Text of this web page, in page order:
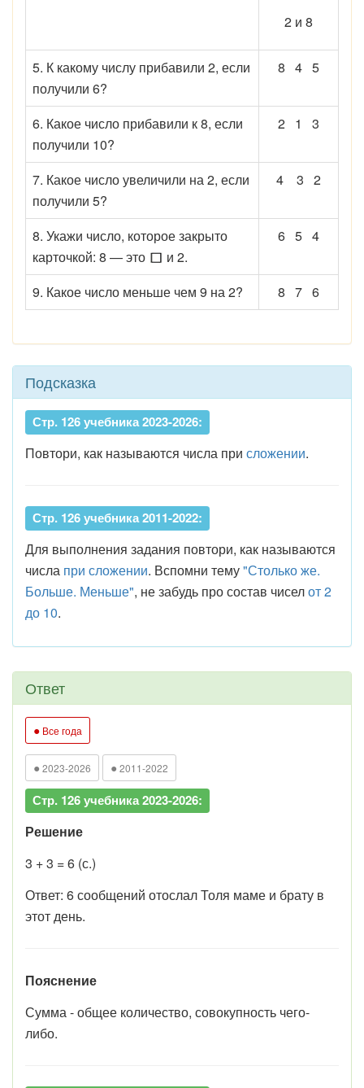
2 и 8
5. К какому числу прибавили 2, если
получили 6?
8 4 5
6. Какое число прибавили к 8, если
получили 10?
2 1 3
7. Какое число увеличили на 2, если
получили 5?
4 3 2
8. Укажи число, которое закры­то
карточкой: 8 — это
и 2.
6 5 4
9. Какое число меньше чем 9 на 2? 8 7 6
Подсказка
Стр. 126 учебника 2023-2026:
Повтори, как называются числа при сложении.
Стр. 126 учебника 2011-2022:
Для выполнения задания повтори, как называются
числа при сложении. Вспомни тему"Столько же.
Больше. Меньше", не забудь про состав чиселот 2
до 10.
Ответ
● Все года
● 2023-2026 ● 2011-2022
Стр. 126 учебника 2023-2026:
Решение
3 + 3 = 6 (с.)
Ответ: 6 сообщений отослал Толя маме и брату в
этот день.
Пояснение
Сумма - общее количество, совокупность чего-
либо.